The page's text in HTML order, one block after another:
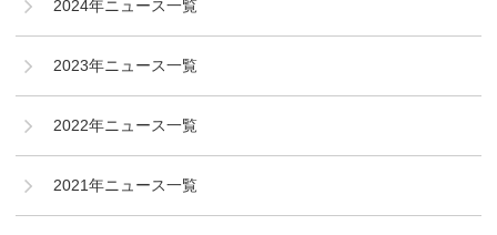
2024年ニュース一覧
2023年ニュース一覧
2022年ニュース一覧
2021年ニュース一覧